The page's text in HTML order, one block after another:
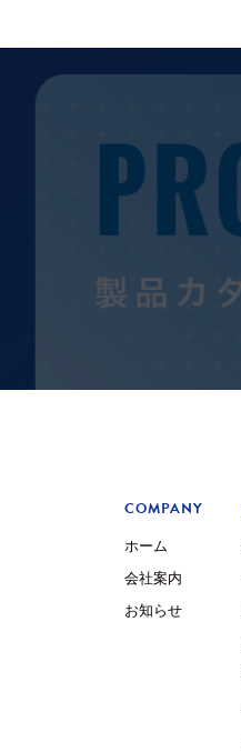
COMPANY
ホーム
会社案内
お知らせ